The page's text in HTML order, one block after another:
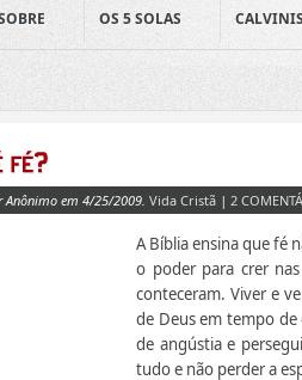
OS 5 SOLAS
Anônimo em 4/25/2009. Vida Cristã | 2
A Bíblia ensina que fé
o poder para crer
conteceram. Viver e
de Deus em tempo
de angústia e
tudo e não perder a